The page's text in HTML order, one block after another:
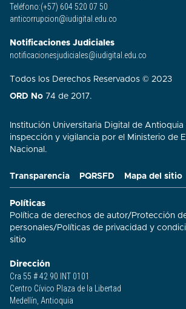
Transparencia PQRSFD Mapa del sitio
Políticas
Política de derechos de autor/ Protección
personales/ Políticas de privacidad y
sitio​
Dirección
Cra 55 # 42 90 INT 0101
Centro Cívico Plaza de la Libertad
Medellín, Antioquia
Teléfono:(+57) 604 520 07 50
anticorrupcion@iudigital.edu.co
Notificaciones Judiciales
notificacionesjudiciales@iudigital.edu.co
Todos los Derechos Reservados © 2023
ORD No 74 de 2017.
Institución Universitaria Digital de Antioquia
inspección y vigilancia por el Ministerio de
Nacional.